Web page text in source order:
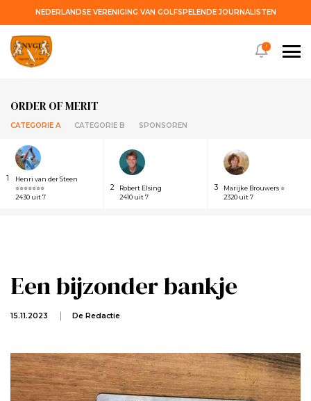
NEDERLANDSE VERENIGING VAN GOLFSPELENDE JOURNALISTEN
ORDER OF MERIT
CATEGORIE A CATEGORIE B SPONSOREN
1
Henri van der Steen
⭐⭐⭐⭐⭐⭐⭐
2430 uit 7
2
Robert Elsing
2410 uit 7
3
Marijke Brouwers ⭐
2320 uit 7
!
Een bijzonder bankje
15.11.2023 De Redactie